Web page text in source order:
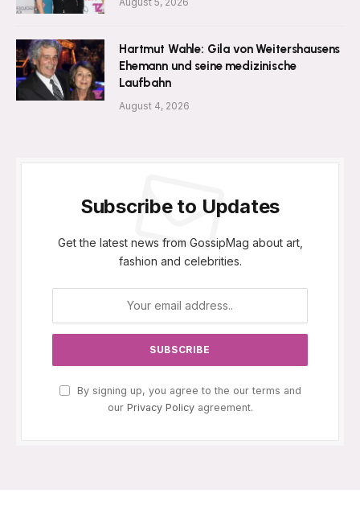
Hartmut Wahle: Gila von Weitershausens
Ehemann und seine medizinische
Laufbahn
August 4, 2026
Subscribe to Updates
Get the latest news from GossipMag about art,
fashion and celebrities.
By signing up, you agree to the our terms and
our Privacy Policyagreement.